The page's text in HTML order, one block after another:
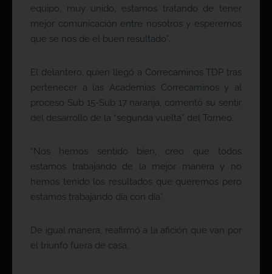
equipo, muy unido, estamos tratando de tener
mejor comunicación entre nosotros y esperemos
que se nos de el buen resultado”.
El delantero, quien llegó a Correcaminos TDP tras
pertenecer a las Academias Correcaminos y al
proceso Sub 15-Sub 17 naranja, comentó su sentir
del desarrollo de la “segunda vuelta” del Torneo.
“Nos hemos sentido bien, creo que todos
estamos trabajando de la mejor manera y no
hemos tenido los resultados que queremos pero
estamos trabajando día con día”.
De igual manera, reafirmó a la afición que van por
el triunfo fuera de casa.